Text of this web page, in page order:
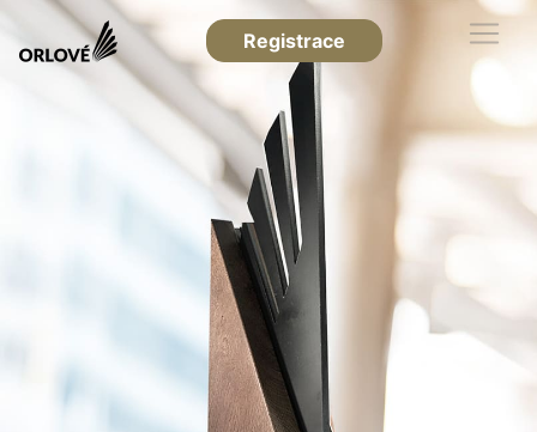
Registrace